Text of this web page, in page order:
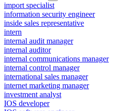
import specialist
information security engineer
inside sales representative
intern
internal audit manager
internal auditor
internal communications manager
internal control manager
international sales manager
internet marketing manager
investment analyst
IOS developer